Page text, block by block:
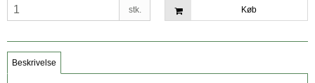
stk. Køb
Beskrivelse